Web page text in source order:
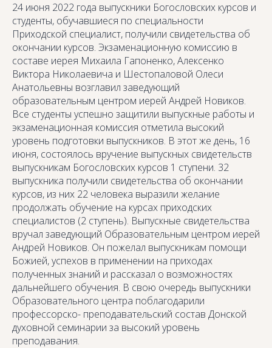
24 июня 2022 года выпускники Богословских курсов и
студенты, обучавшиеся по специальности
Приходской специалист, получили свидетельства об
окончании курсов. Экзаменационную комиссию в
составе иерея Михаила Гапоненко, Алексенко
Виктора Николаевича и Шестопаловой Олеси
Анатольевны возглавил заведующий
образовательным центром иерей Андрей Новиков.
Все студенты успешно защитили выпускные работы и
экзаменационная комиссия отметила высокий
уровень подготовки выпускников. В этот же день, 16
июня, состоялось вручение выпускных свидетельств
выпускникам Богословских курсов 1 ступени. 32
выпускника получили свидетельства об окончании
курсов, из них 22 человека выразили желание
продолжать обучение на курсах приходских
специалистов (2 ступень). Выпускные свидетельства
вручал заведующий Образовательным центром иерей
Андрей Новиков. Он пожелал выпускникам помощи
Божией, успехов в применении на приходах
полученных знаний и рассказал о возможностях
дальнейшего обучения. В свою очередь выпускники
Образовательного центра поблагодарили
профессорско- преподавательский состав Донской
духовной семинарии за высокий уровень
преподавания.